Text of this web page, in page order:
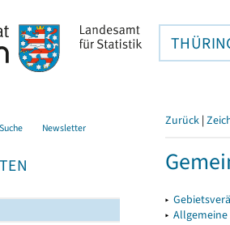
Suche Newsletter Zurück |
▸
▸